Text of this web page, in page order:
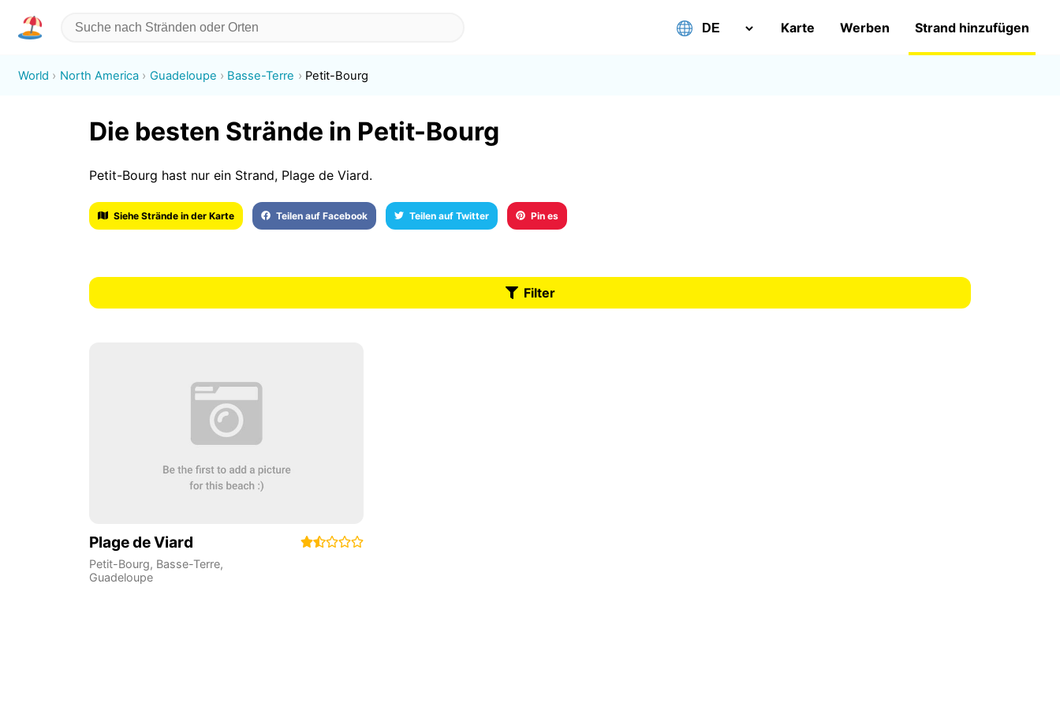
Karte Werben Strand hinzufügen
World North America Guadeloupe Basse-Terre Petit-Bourg
Die besten Strände in Petit-Bourg
Petit-Bourg hast nur ein Strand, Plage de Viard.
Siehe Strände in der Karte Teilen auf Facebook Teilen auf Twitter Pin es
Filter
Plage de Viard
Petit-Bourg, Basse-Terre,
Guadeloupe